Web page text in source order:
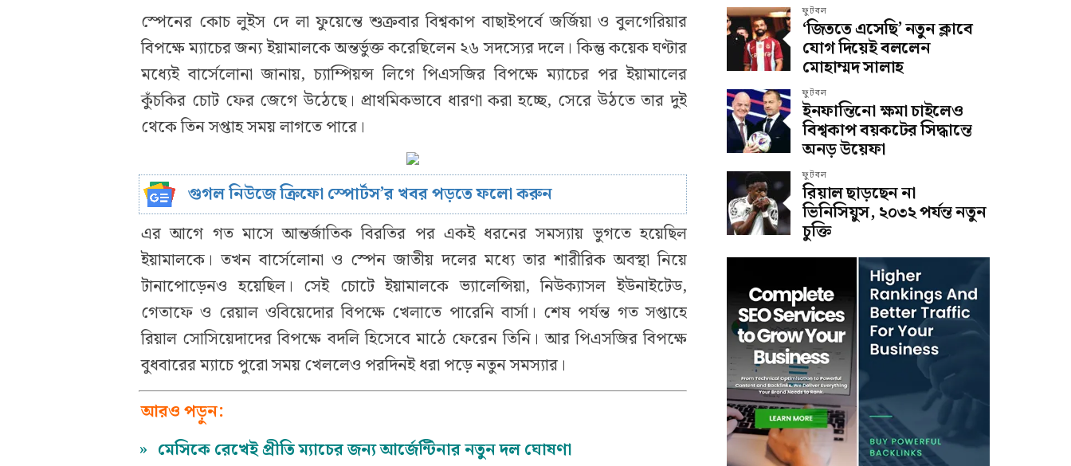
স্পেনের কোচ লুইস দে লা ফুয়েন্তে শুক্রবার বিশ্বকাপ বাছাইপর্বে জর্জিয়া ও বুলগেরিয়ার
বিপক্ষে ম্যাচের জন্য ইয়ামালকে অন্তর্ভুক্ত করেছিলেন ২৬ সদস্যের দলে। কিন্তু কয়েক ঘণ্টার
মধ্যেই বার্সেলোনা জানায়, চ্যাম্পিয়ন্স লিগে পিএসজির বিপক্ষে ম্যাচের পর ইয়ামালের
কুঁচকির চোট ফের জেগে উঠেছে। প্রাথমিকভাবে ধারণা করা হচ্ছে, সেরে উঠতে তার দুই
থেকে তিন সপ্তাহ সময় লাগতে পারে।
গুগল নিউজে ক্রিফো স্পোর্টস’র খবর পড়তে ফলো করুন
এর আগে গত মাসে আন্তর্জাতিক বিরতির পর একই ধরনের সমস্যায় ভুগতে হয়েছিল
ইয়ামালকে। তখন বার্সেলোনা ও স্পেন জাতীয় দলের মধ্যে তার শারীরিক অবস্থা নিয়ে
টানাপোড়েনও হয়েছিল। সেই চোটে ইয়ামালকে ভ্যালেন্সিয়া, নিউক্যাসল ইউনাইটেড,
গেতাফে ও রেয়াল ওবিয়েদোর বিপক্ষে খেলাতে পারেনি বার্সা। শেষ পর্যন্ত গত সপ্তাহে
রিয়াল সোসিয়েদাদের বিপক্ষে বদলি হিসেবে মাঠে ফেরেন তিনি। আর পিএসজির বিপক্ষে
বুধবারের ম্যাচে পুরো সময় খেললেও পরদিনই ধরা পড়ে নতুন সমস্যার।
আরও পড়ুন:
» মেসিকে রেখেই প্রীতি ম্যাচের জন্য আর্জেন্টিনার নতুন দল ঘোষণা
ফুটবল
‘জিততে এসেছি’ নতুন ক্লাবে
যোগ দিয়েই বললেন
মোহাম্মদ সালাহ
ফুটবল
ইনফান্তিনো ক্ষমা চাইলেও
বিশ্বকাপ বয়কটের সিদ্ধান্তে
অনড় উয়েফা
ফুটবল
রিয়াল ছাড়ছেন না
ভিনিসিয়ুস, ২০৩২ পর্যন্ত নতুন
চুক্তি